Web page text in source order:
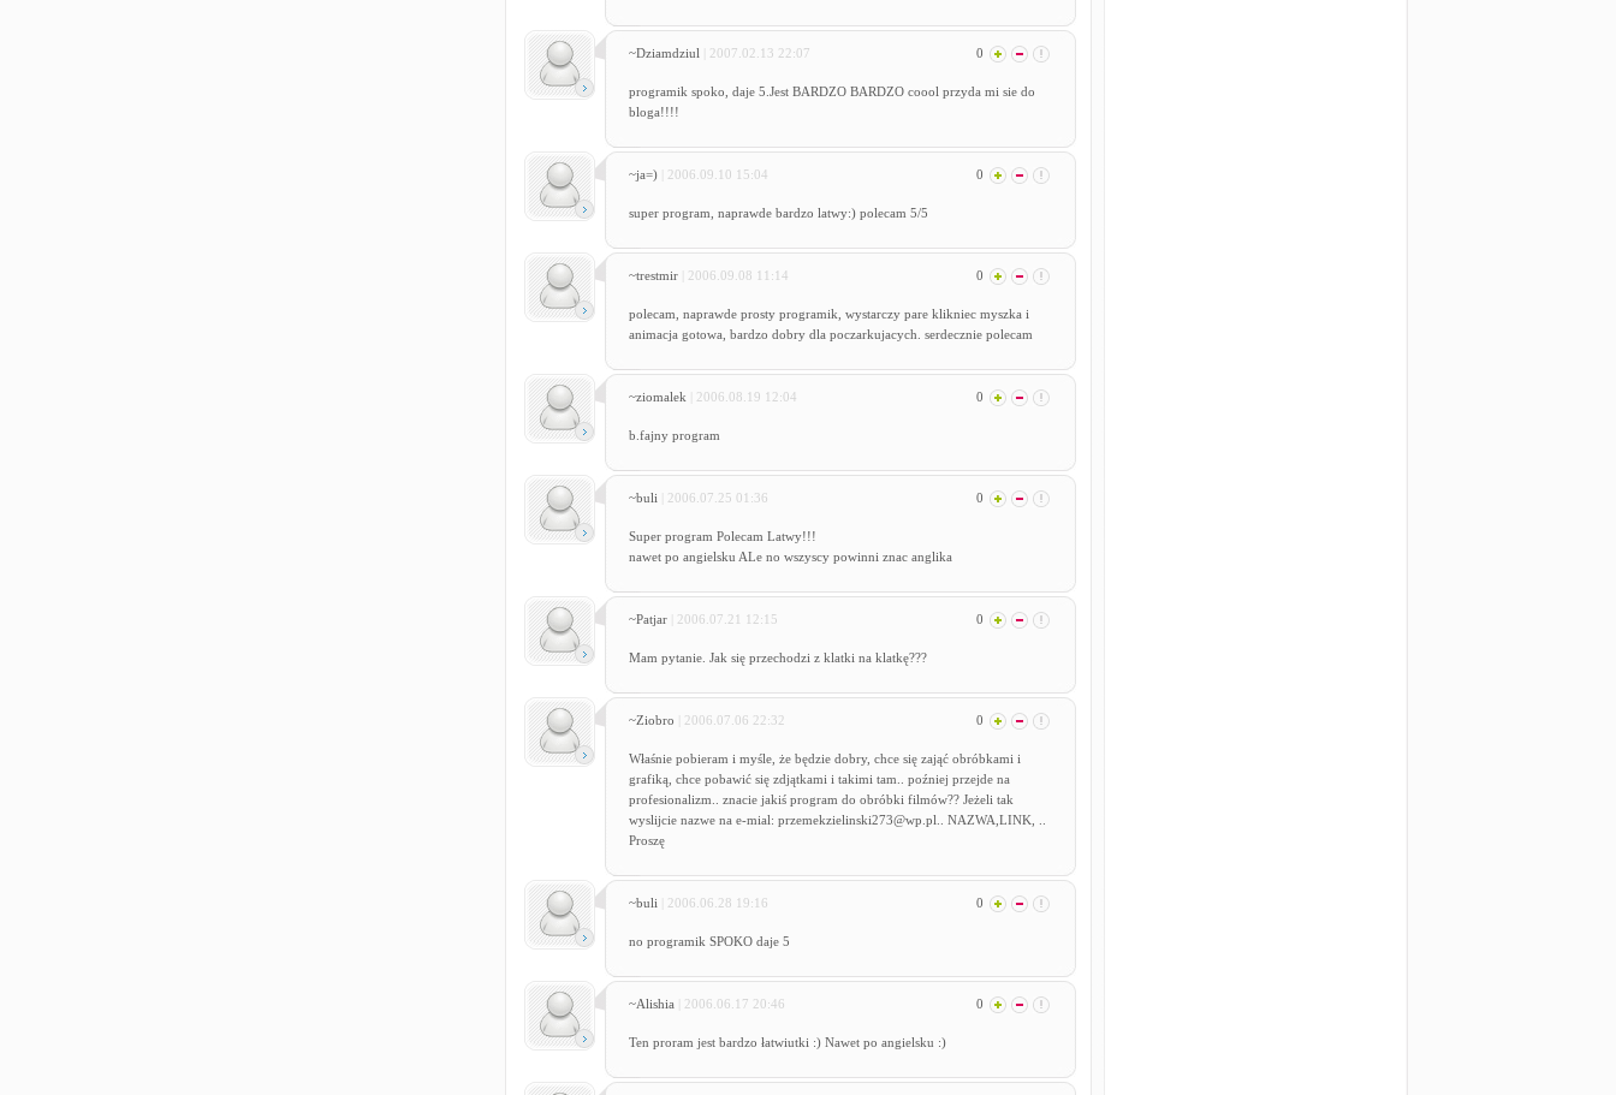
~Dziamdziul | 2007.02.13 22:07 0
programik spoko, daje 5.Jest BARDZO BARDZO coool przyda mi sie do
bloga!!!!
~ja=) | 2006.09.10 15:04 0
super program, naprawde bardzo latwy:) polecam 5/5
~trestmir | 2006.09.08 11:14 0
polecam, naprawde prosty programik, wystarczy pare klikniec myszka i
animacja gotowa, bardzo dobry dla poczarkujacych. serdecznie polecam
~ziomalek | 2006.08.19 12:04 0
b.fajny program
~buli | 2006.07.25 01:36 0
Super program Polecam Latwy!!!
nawet po angielsku ALe no wszyscy powinni znac anglika
~Patjar | 2006.07.21 12:15 0
Mam pytanie. Jak się przechodzi z klatki na klatkę???
~Ziobro | 2006.07.06 22:32 0
Właśnie pobieram i myśle, że będzie dobry, chce się zająć obróbkami i
grafiką, chce pobawić się zdjątkami i takimi tam.. poźniej przejde na
profesionalizm.. znacie jakiś program do obróbki filmów?? Jeżeli tak
wyslijcie nazwe na e-mial: przemekzielinski273@wp.pl.. NAZWA,LINK, ..
Proszę
~buli | 2006.06.28 19:16 0
no programik SPOKO daje 5
~Alishia | 2006.06.17 20:46 0
Ten proram jest bardzo łatwiutki :) Nawet po angielsku :)